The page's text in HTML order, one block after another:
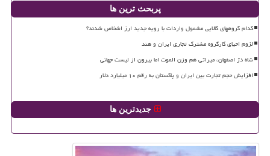
پربحث ترین ها
کدام گروههای کالایی مشمول واردات با رویه جدید ارز اشخاص شدند؟
لزوم احیای کارگروه مشترک تجاری ایران و هند
شاه دژ اصفهان، میراثی هم وزن الموت اما بیرون از لیست جهانی
افزایش حجم تجارت بین ایران و پاکستان به رقم ۱۰ میلیارد دلار
جدیدترین ها